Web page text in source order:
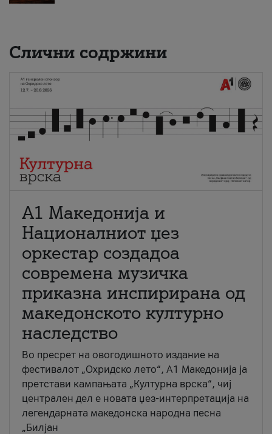
Слични содржини
А1 Македонија и
Националниот џез
оркестар создадоа
современа музичка
приказна инспирирана од
македонското културно
наследство
Во пресрет на овогодишното издание на
фестивалот „Охридско лето“, А1 Македонија ја
претстави кампањата „Културна врска“, чиј
централен дел е новата џез-интерпретација на
легендарната македонска народна песна
„Билјан